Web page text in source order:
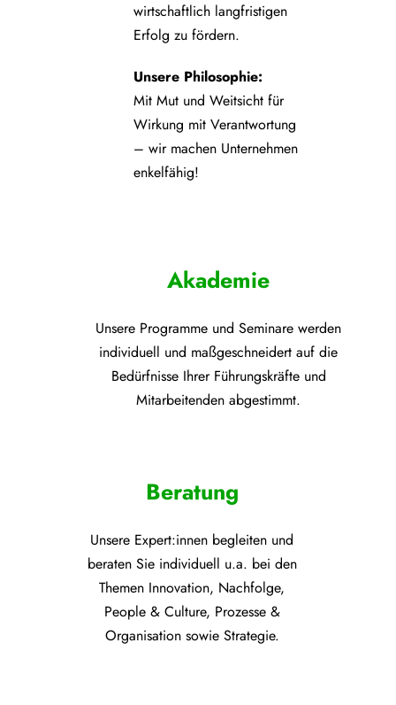
wirtschaftlich langfristigen
Erfolg zu fördern.
Unsere Philosophie:
Mit Mut und Weitsicht für
Wirkung mit Verantwortung
– wir machen Unternehmen
enkelfähig!
Akademie
Unsere Programme und Seminare werden
individuell und maßgeschneidert auf die
Bedürfnisse Ihrer Führungskräfte und
Mitarbeitenden abgestimmt.
Beratung
Unsere Expert:innen begleiten und
beraten Sie individuell u.a. bei den
Themen Innovation, Nachfolge,
People & Culture, Prozesse &
Organisation sowie Strategie.